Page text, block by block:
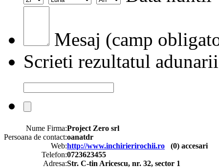
Mesaj (camp
Scrieti rezultatul adunarii
Nume Firma:Project Zero srl
Persoana de contact:oanatdr
Web:http://www.inchirierirochii.ro (0) accesari
Telefon:0723623455
Adresa:Str. C-tin Aricescu, nr. 32, sector 1